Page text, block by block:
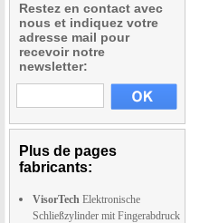
Restez en contact avec
nous et indiquez votre
adresse mail pour
recevoir notre
newsletter:
Plus de pages
fabricants:
VisorTech Elektronische
Schließzylinder mit Fingerabdruck